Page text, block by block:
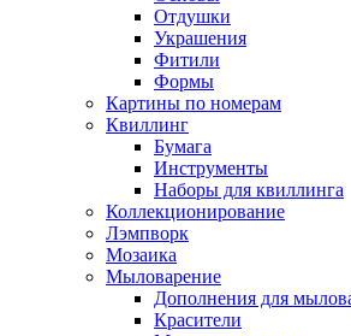
Отдушки
Украшения
Фитили
Формы
Картины по номерам
Квиллинг
Бумага
Инструменты
Наборы для квиллинга
Коллекционирование
Лэмпворк
Мозаика
Мыловарение
Дополнения для
Красители